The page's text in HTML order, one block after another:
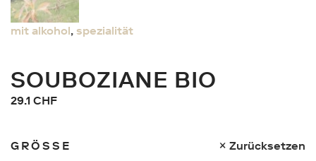
mit alkohol, spezialität
SOUBOZIANE BIO
29.1 CHF
GRÖSSE Zurücksetzen